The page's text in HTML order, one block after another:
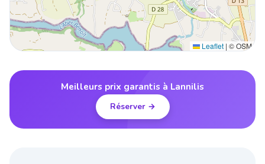
Leaflet | © OSM
Meilleurs prix garantis à Lannilis
Réserver →